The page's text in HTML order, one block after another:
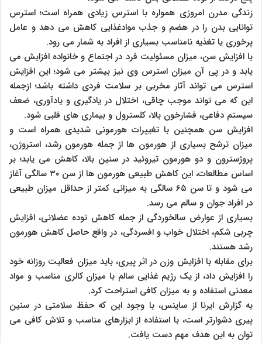
زندگی مدرن امروزی همواره با استرس زیادی همراه است؛ استرس
توانایی بدن را در هضم و جذب موادغذایی کاهش می دهد و عامل
پرخوری یا تغذیه نامناسب بسیاری از افراد به شمار می رود.
با افزایش سن، میزان مسئولیت فرد در اجتماع و خانواده افزایش می
یابد و در پی آن میزان استرس وی نیز بیشتر می شود؛ این افزایش
استرس می تواند آثار مخربی بر سلامت فردی داشته باشد؛ ازجمله
این که می تواند موجب چاقی، اختلال در یادگیری و یادآوری، ضعف
سیستم دفاعی، فشارخون بالا، کلسترول و بیماری های قلبی شود.
افزایش سن همچنین با تغییرات هورمونی شدیدی همراه است و
میزان ترشح بسیاری از هورمون ها از جمله هورمون رشد، استروژن،
پروژسترون و دو هورمون تیروئید در سنین بالا، کاهش می یابد؛ بر
اساس مطالعات، این کاهش طبیعی هورمون ها از سن ۳۰ سالگی آغاز
می شود و تا سن ۶۵ سالگی به میزانی کمتر از حداقل میزان طبیعی
در افراد جوان و سالم می رسد.
بسیاری از عوارض سالخوردگی از جمله کاهش توده عضلانی، افزایش
چربی شکم، اختلال خواب و افسردگی، در واقع حاصل کاهش هورمون
رشد هستند.
برای مقابله با افزایش وزن در اثر پیری، باید میزان فعالیت روزانه خود
را افزایش داد، از یک رژیم غذایی سالم با میزان کالری مناسب و مواد
معدنی استفاده و به میزان کافی استراحت کرد.
به گزارش ایرنا از ساینس، با وجود این که حفظ سلامتی در سنین
پیری دشوارتر است، با استفاده از ابزارهای مناسب و تلاش کافی می
توان به این هدف مهم دست یافت.